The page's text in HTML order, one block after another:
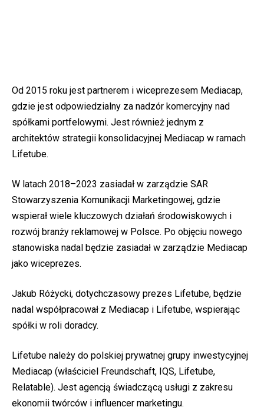
Od 2015 roku jest partnerem i wiceprezesem Mediacap,
gdzie jest odpowiedzialny za nadzór komercyjny nad
spółkami portfelowymi. Jest również jednym z
architektów strategii konsolidacyjnej Mediacap w ramach
Lifetube.
W latach 2018–2023 zasiadał w zarządzie SAR
Stowarzyszenia Komunikacji Marketingowej, gdzie
wspierał wiele kluczowych działań środowiskowych i
rozwój branży reklamowej w Polsce. Po objęciu nowego
stanowiska nadal będzie zasiadał w zarządzie Mediacap
jako wiceprezes.
Jakub Różycki, dotychczasowy prezes Lifetube, będzie
nadal współpracował z Mediacap i Lifetube, wspierając
spółki w roli doradcy.
Lifetube należy do polskiej prywatnej grupy inwestycyjnej
Mediacap (właściciel Freundschaft, IQS, Lifetube,
Relatable). Jest agencją świadczącą usługi z zakresu
ekonomii twórców i influencer marketingu.